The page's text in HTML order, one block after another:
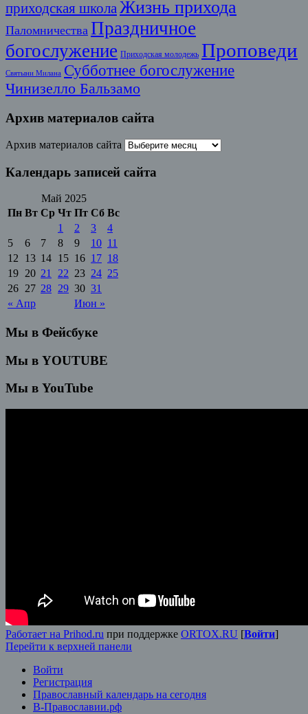
приходская школа Жизнь прихода
Паломничества Праздничное
богослужение Приходская молодежь Проповеди
Святыни Милана Субботнее богослужение
Чинизелло Бальзамо
Архив материалов сайта
Архив материалов сайта
Календарь записей сайта
Май 2025
Пн Вт Ср Чт Пт Сб Вс
« Апр Июн »
1 2 3
4
5
6 7 8 9 10 11
12
13 14 15 16 17 18
19 20 21 22 23 24 25
26 27 28 29 30 31
Мы в Фейсбуке
Мы в YOUTUBE
Мы в YouTube
Работает на Prihod.ru при поддержке ORTOX.RU [Войти]
Перейти к верхней панели
Войти
Регистрация
Православный календарь на сегодня
В-Православии.рф